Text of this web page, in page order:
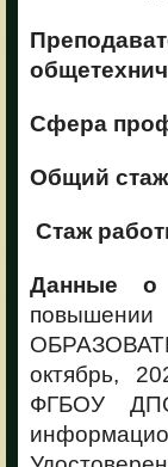
Сфера
Общий
Стаж
Данные о
октябрь,
ФГБОУ